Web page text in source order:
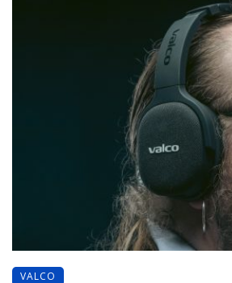
VALCO